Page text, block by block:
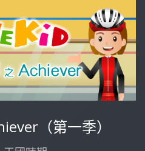
（第一季）